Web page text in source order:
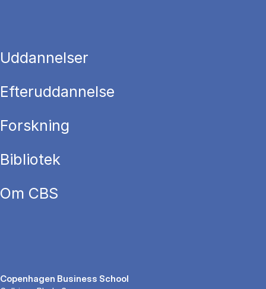
Uddannelser
Efteruddannelse
Forskning
Bibliotek
Om CBS
Copenhagen Business School